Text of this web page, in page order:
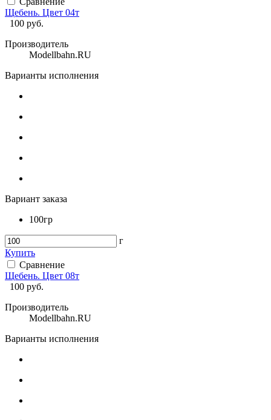
Щебень. Цвет 04т
100 руб.
Производитель
Modellbahn.RU
Варианты исполнения
Вариант заказа
100гр
г
Купить
Сравнение
Щебень. Цвет 08т
100 руб.
Производитель
Modellbahn.RU
Варианты исполнения